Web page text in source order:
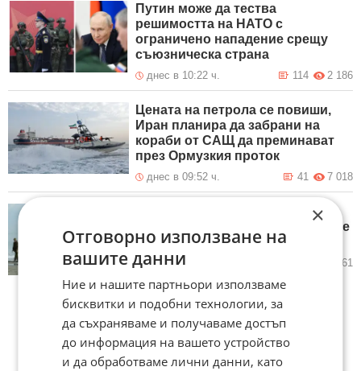
Путин може да тества
решимостта на НАТО с
ограничено нападение срещу
съюзническа страна
днес в 10:22 ч. 2 186
114
Цената на петрола се повиши,
Иран планира да забрани на
кораби от САЩ да преминават
през Ормузкия проток
днес в 09:52 ч. 7 018
41
стремят да задълбочат връзките
си със САЩ
днес в 08:52 ч. 1 161
×
Отговорно използване на
вашите данни
Ние и нашите партньори използваме
бисквитки и подобни технологии, за
да съхраняваме и получаваме достъп
до информация на вашето устройство
и да обработваме лични данни, като